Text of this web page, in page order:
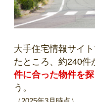
大手住宅情報サイ
たところ、約240件
件に合った物件を
う。